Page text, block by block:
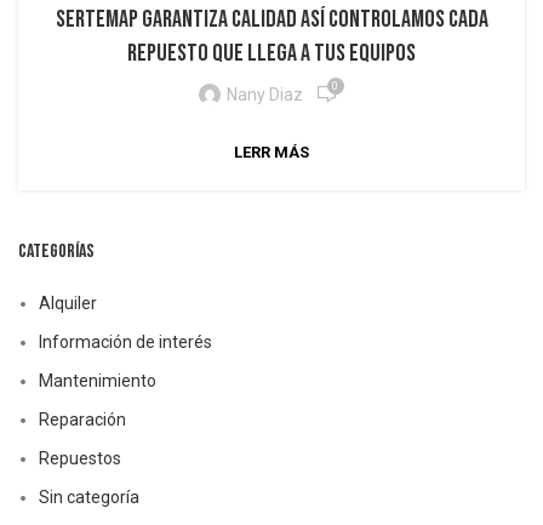
Sertemap garantiza calidad así controlamos cada
repuesto que llega a tus equipos
Nany Diaz 0
LERR MÁS
CATEGORÍAS
Alquiler
Información de interés
Mantenimiento
Reparación
Repuestos
Sin categoría